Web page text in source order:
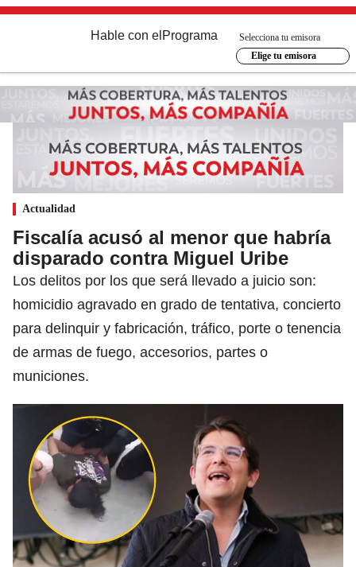
Hable con el Programa
Selecciona tu emisora
Elige tu emisora
Actualidad
Fiscalía acusó al menor que habría
disparado contra Miguel Uribe
Los delitos por los que será llevado a juicio son:
homicidio agravado en grado de tentativa, concierto
para delinquir y fabricación, tráfico, porte o tenencia
de armas de fuego, accesorios, partes o
municiones.